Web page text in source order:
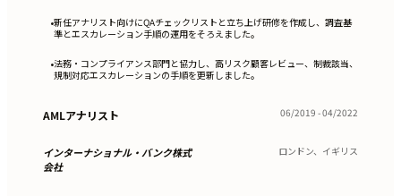
•新任アナリスト向けにQAチェックリストと立ち上げ研修を作成し、調査基
準とエスカレーション手順の運用をそろえました。
•法務・コンプライアンス部門と協力し、高リスク顧客レビュー、制裁該当、
規制対応エスカレーションの手順を更新しました。
AMLアナリスト 06/2019 - 04/2022
インターナショナル・バンク株式
会社
ロンドン、イギリス